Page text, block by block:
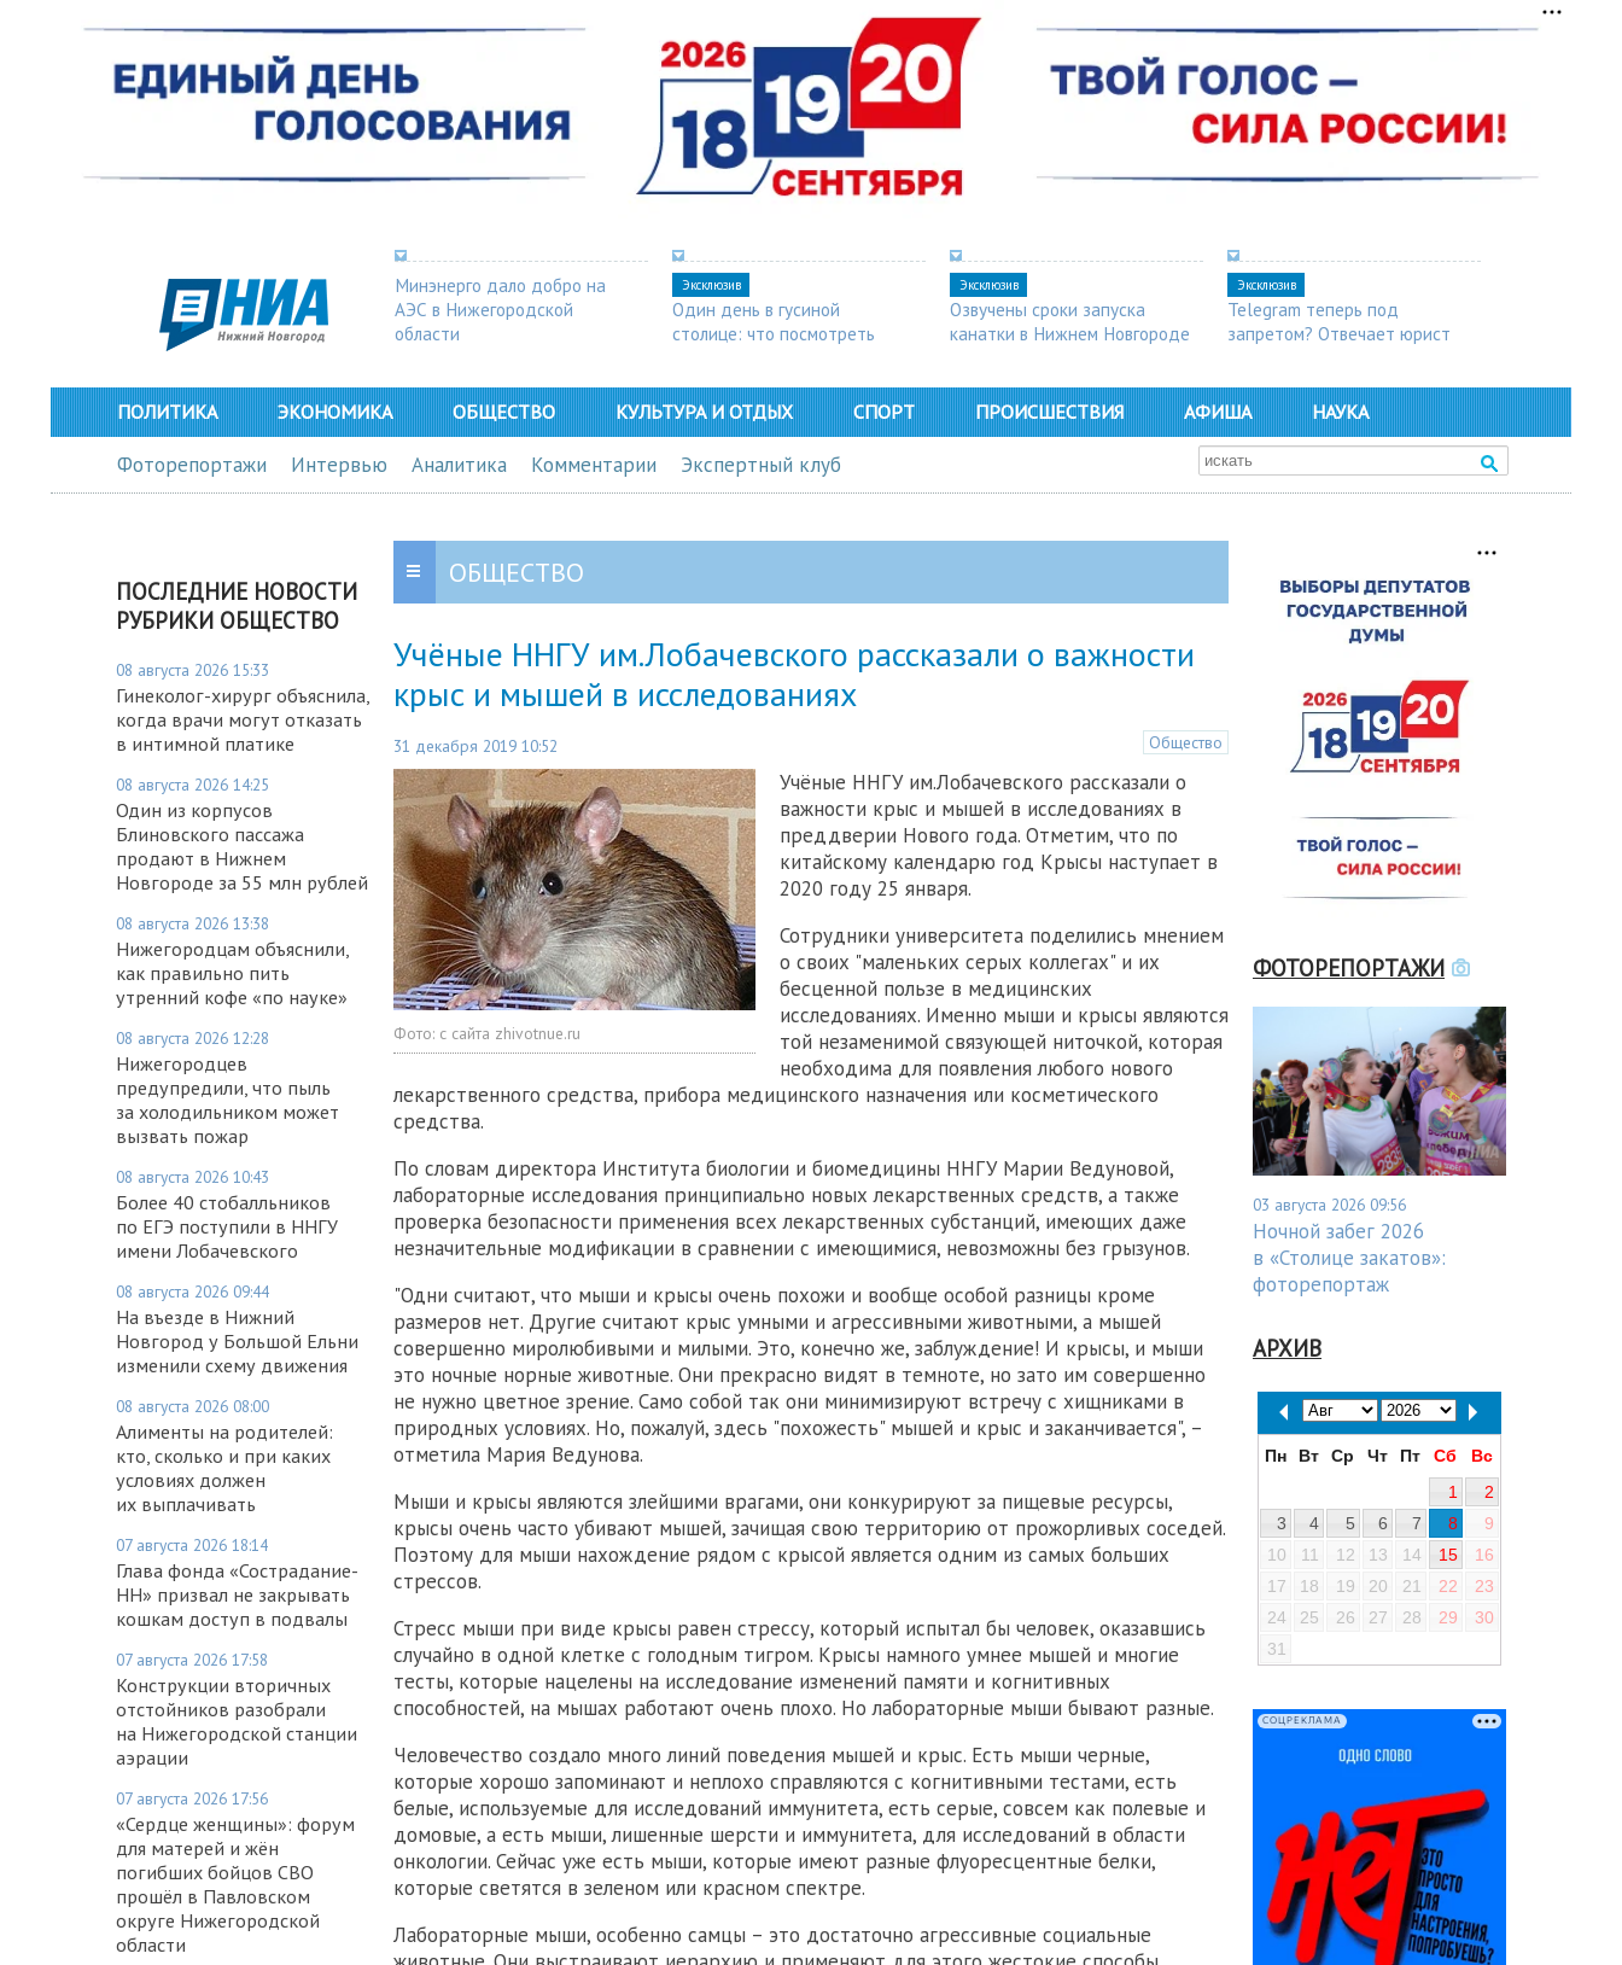
Минэнерго дало добро на
АЭС в Нижегородской
области
Эксклюзив
Один день в гусиной
столице: что посмотреть
Эксклюзив
Озвучены сроки запуска
канатки в Нижнем Новгороде
Эксклюзив
Telegram теперь под
запретом? Отвечает юрист
ПОЛИТИКА ЭКОНОМИКА ОБЩЕСТВО КУЛЬТУРА И ОТДЫХ СПОРТ ПРОИСШЕСТВИЯ АФИША НАУКА
Фоторепортажи Интервью Аналитика Комментарии Экспертный клуб
ПОСЛЕДНИЕ НОВОСТИ
РУБРИКИ ОБЩЕСТВО
08 августа 2026 15:33
Гинеколог-хирург объяснила,
когда врачи могут отказать
в интимной платике
08 августа 2026 14:25
Один из корпусов
Блиновского пассажа
продают в Нижнем
Новгороде за 55 млн рублей
08 августа 2026 13:38
Нижегородцам объяснили,
как правильно пить
утренний кофе «по науке»
08 августа 2026 12:28
Нижегородцев
предупредили, что пыль
за холодильником может
вызвать пожар
08 августа 2026 10:43
Более 40 стобалльников
по ЕГЭ поступили в ННГУ
имени Лобачевского
08 августа 2026 09:44
На въезде в Нижний
Новгород у Большой Ельни
изменили схему движения
08 августа 2026 08:00
Алименты на родителей:
кто, сколько и при каких
условиях должен
их выплачивать
07 августа 2026 18:14
Глава фонда «Сострадание-
НН» призвал не закрывать
кошкам доступ в подвалы
07 августа 2026 17:58
Конструкции вторичных
отстойников разобрали
на Нижегородской станции
аэрации
07 августа 2026 17:56
«Сердце женщины»: форум
для матерей и жён
погибших бойцов СВО
прошёл в Павловском
округе Нижегородской
области
ОБЩЕСТВО
Учёные ННГУ им.Лобачевского рассказали о важности
крыс и мышей в исследованиях
31 декабря 2019 10:52 Общество
Фото: с сайта zhivotnue.ru
Учёные ННГУ им.Лобачевского рассказали о
важности крыс и мышей в исследованиях в
преддверии Нового года. Отметим, что по
китайскому календарю год Крысы наступает в
2020 году 25 января.
Сотрудники университета поделились мнением
о своих "маленьких серых коллегах" и их
бесценной пользе в медицинских
исследованиях. Именно мыши и крысы являются
той незаменимой связующей ниточкой, которая
необходима для появления любого нового
лекарственного средства, прибора медицинского назначения или косметического
средства.
По словам директора Института биологии и биомедицины ННГУ Марии Ведуновой,
лабораторные исследования принципиально новых лекарственных средств, а также
проверка безопасности применения всех лекарственных субстанций, имеющих даже
незначительные модификации в сравнении с имеющимися, невозможны без грызунов.
"Одни считают, что мыши и крысы очень похожи и вообще особой разницы кроме
размеров нет. Другие считают крыс умными и агрессивными животными, а мышей
совершенно миролюбивыми и милыми. Это, конечно же, заблуждение! И крысы, и мыши
это ночные норные животные. Они прекрасно видят в темноте, но зато им совершенно
не нужно цветное зрение. Само собой так они минимизируют встречу с хищниками в
природных условиях. Но, пожалуй, здесь "похожесть" мышей и крыс и заканчивается", –
отметила Мария Ведунова.
Мыши и крысы являются злейшими врагами, они конкурируют за пищевые ресурсы,
крысы очень часто убивают мышей, зачищая свою территорию от прожорливых соседей.
Поэтому для мыши нахождение рядом с крысой является одним из самых больших
стрессов.
Стресс мыши при виде крысы равен стрессу, который испытал бы человек, оказавшись
случайно в одной клетке с голодным тигром. Крысы намного умнее мышей и многие
тесты, которые нацелены на исследование изменений памяти и когнитивных
способностей, на мышах работают очень плохо. Но лабораторные мыши бывают разные.
Человечество создало много линий поведения мышей и крыс. Есть мыши черные,
которые хорошо запоминают и неплохо справляются с когнитивными тестами, есть
белые, используемые для исследований иммунитета, есть серые, совсем как полевые и
домовые, а есть мыши, лишенные шерсти и иммунитета, для исследований в области
онкологии. Сейчас уже есть мыши, которые имеют разные флуоресцентные белки,
которые светятся в зеленом или красном спектре.
Лабораторные мыши, особенно самцы – это достаточно агрессивные социальные
ФОТОРЕПОРТАЖИ
03 августа 2026 09:56
Ночной забег 2026
в «Столице закатов»:
фоторепортаж
АРХИВ
Пн Вт Ср Чт Пт Сб
Вс
1
2
3
4 5 6 7 8
9
10
11 12 13 14 15
16
17
18 19 20 21 22
23
24
25 26 27 28 29
30
31
СОЦРЕКЛАМА